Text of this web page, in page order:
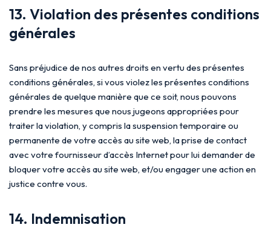
13. Violation des présentes conditions
générales
Sans préjudice de nos autres droits en vertu des présentes
conditions générales, si vous violez les présentes conditions
générales de quelque manière que ce soit, nous pouvons
prendre les mesures que nous jugeons appropriées pour
traiter la violation, y compris la suspension temporaire ou
permanente de votre accès au site web, la prise de contact
avec votre fournisseur d’accès Internet pour lui demander de
bloquer votre accès au site web, et/ou engager une action en
justice contre vous.
14. Indemnisation